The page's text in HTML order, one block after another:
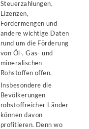
Steuerzahlungen,
Lizenzen,
Fördermengen und
andere wichtige Daten
rund um die Förderung
von Öl-, Gas- und
mineralischen
Rohstoffen offen.
Insbesondere die
Bevölkerungen
rohstoffreicher Länder
können davon
profitieren. Denn wo